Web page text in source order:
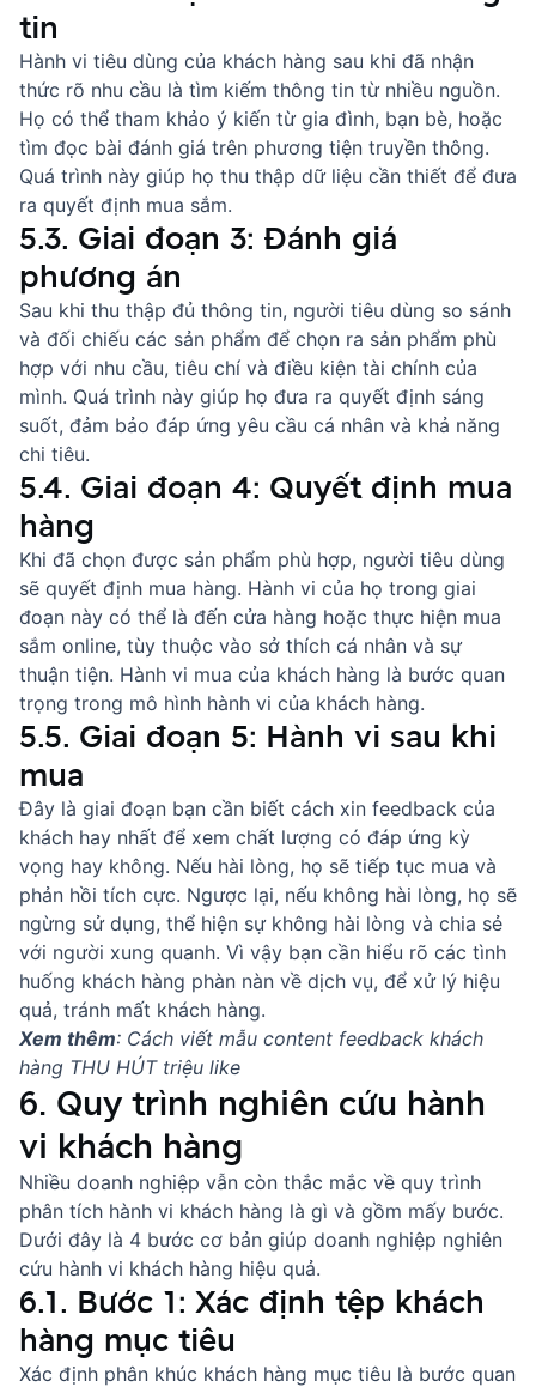
tin
Hành vi tiêu dùng của khách hàng sau khi đã nhận
thức rõ nhu cầu là tìm kiếm thông tin từ nhiều nguồn.
Họ có thể tham khảo ý kiến từ gia đình, bạn bè, hoặc
tìm đọc bài đánh giá trên phương tiện truyền thông.
Quá trình này giúp họ thu thập dữ liệu cần thiết để đưa
ra quyết định mua sắm.
5.3. Giai đoạn 3: Đánh giá
phương án
Sau khi thu thập đủ thông tin, người tiêu dùng so sánh
và đối chiếu các sản phẩm để chọn ra sản phẩm phù
hợp với nhu cầu, tiêu chí và điều kiện tài chính của
mình. Quá trình này giúp họ đưa ra quyết định sáng
suốt, đảm bảo đáp ứng yêu cầu cá nhân và khả năng
chi tiêu.
5.4. Giai đoạn 4: Quyết định mua
hàng
Khi đã chọn được sản phẩm phù hợp, người tiêu dùng
sẽ quyết định mua hàng. Hành vi của họ trong giai
đoạn này có thể là đến cửa hàng hoặc thực hiện mua
sắm online, tùy thuộc vào sở thích cá nhân và sự
thuận tiện. Hành vi mua của khách hàng là bước quan
trọng trong mô hình hành vi của khách hàng.
5.5. Giai đoạn 5: Hành vi sau khi
mua
Đây là giai đoạn bạn cần biết cách xin feedback của
khách hay nhất để xem chất lượng có đáp ứng kỳ
vọng hay không. Nếu hài lòng, họ sẽ tiếp tục mua và
phản hồi tích cực. Ngược lại, nếu không hài lòng, họ sẽ
ngừng sử dụng, thể hiện sự không hài lòng và chia sẻ
với người xung quanh. Vì vậy bạn cần hiểu rõ các tình
huống khách hàng phàn nàn về dịch vụ, để xử lý hiệu
quả, tránh mất khách hàng.
Xem thêm: Cách viết mẫu content feedback khách
hàng THU HÚT triệu like
6. Quy trình nghiên cứu hành
vi khách hàng
Nhiều doanh nghiệp vẫn còn thắc mắc về quy trình
phân tích hành vi khách hàng là gì và gồm mấy bước.
Dưới đây là 4 bước cơ bản giúp doanh nghiệp nghiên
cứu hành vi khách hàng hiệu quả.
6.1. Bước 1: Xác định tệp khách
hàng mục tiêu
Xác định phân khúc khách hàng mục tiêu là bước quan